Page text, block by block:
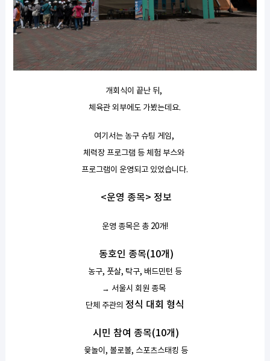
개회식이 끝난 뒤,
체육관 외부에도 가봤는데요.
여기서는 농구 슈팅 게임,
체력장 프로그램 등 체험 부스와
프로그램이 운영되고 있었습니다.
<운영 종목> 정보
운영 종목은 총 20개!
동호인 종목(10개)
농구, 풋살, 탁구, 배드민턴 등
→ 서울시 회원 종목
단체 주관의 정식 대회 형식
시민 참여 종목(10개)
윷놀이, 볼로볼, 스포츠스태킹 등